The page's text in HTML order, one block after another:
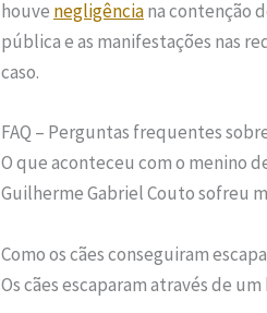
houve negligênciana contenção
pública e as manifestações nas
caso.
FAQ – Perguntas frequentes
O que aconteceu com o menino
Guilherme Gabriel Couto sofreu
Como os cães conseguiram
Os cães escaparam através de